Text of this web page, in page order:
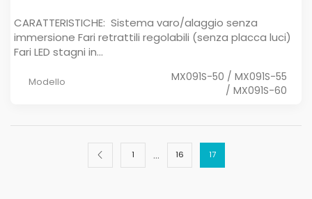
CARATTERISTICHE: Sistema varo/alaggio senza
immersione Fari retrattili regolabili (senza placca luci)
Fari LED stagni in...
Modello
MX091S-50 / MX091S-55
/ MX091S-60
1 … 16 17